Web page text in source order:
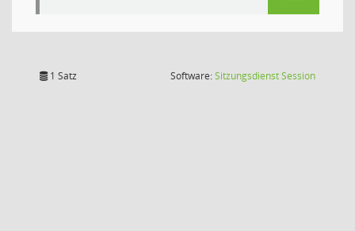
1 Satz Software:SitzungsdienstSession(Wird in